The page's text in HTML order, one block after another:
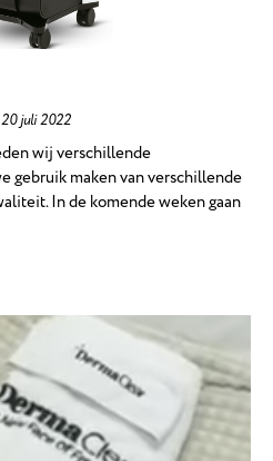
20 juli 2022
wij verschillende
gebruik maken van verschillende
In de komende weken gaan